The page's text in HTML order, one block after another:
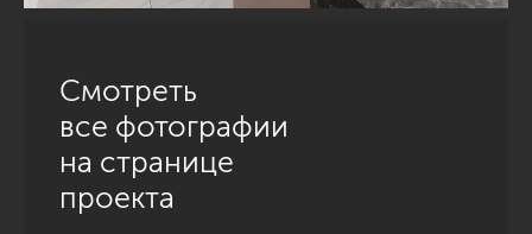
Смотреть
все фотографии
на странице
проекта